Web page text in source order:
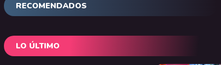
RECOMENDADOS
LO ÚLTIMO